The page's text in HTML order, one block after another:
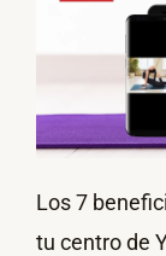
Los 7
tu centro de